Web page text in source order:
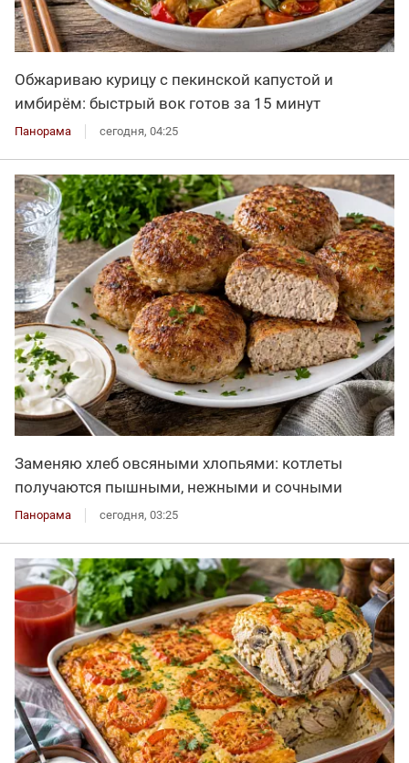
Обжариваю курицу с пекинской капустой и
имбирём: быстрый вок готов за 15 минут
Панорама сегодня, 04:25
Заменяю хлеб овсяными хлопьями: котлеты
получаются пышными, нежными и сочными
Панорама сегодня, 03:25